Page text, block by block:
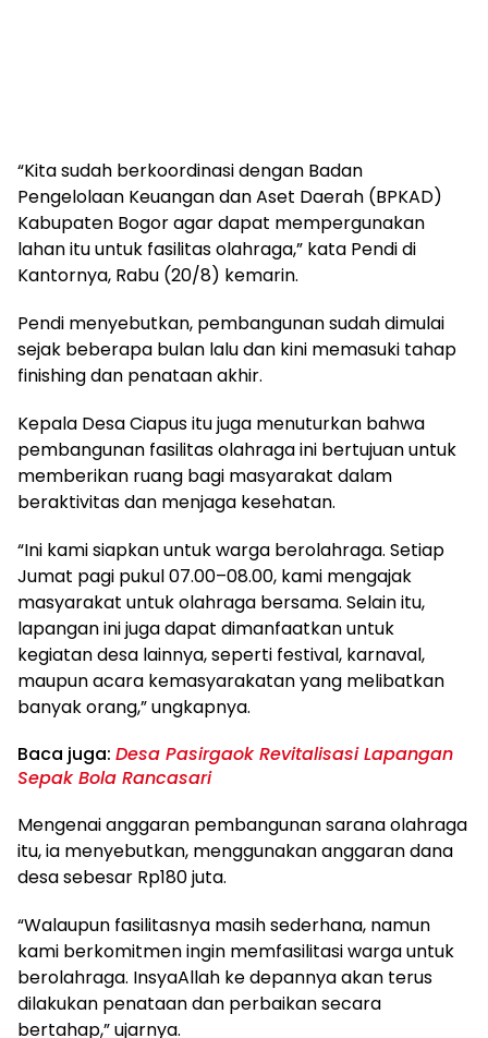
“Kita sudah berkoordinasi dengan Badan
Pengelolaan Keuangan dan Aset Daerah (BPKAD)
Kabupaten Bogor agar dapat mempergunakan
lahan itu untuk fasilitas olahraga,” kata Pendi di
Kantornya, Rabu (20/8) kemarin.
Pendi menyebutkan, pembangunan sudah dimulai
sejak beberapa bulan lalu dan kini memasuki tahap
finishing dan penataan akhir.
Kepala Desa Ciapus itu juga menuturkan bahwa
pembangunan fasilitas olahraga ini bertujuan untuk
memberikan ruang bagi masyarakat dalam
beraktivitas dan menjaga kesehatan.
“Ini kami siapkan untuk warga berolahraga. Setiap
Jumat pagi pukul 07.00–08.00, kami mengajak
masyarakat untuk olahraga bersama. Selain itu,
lapangan ini juga dapat dimanfaatkan untuk
kegiatan desa lainnya, seperti festival, karnaval,
maupun acara kemasyarakatan yang melibatkan
banyak orang,” ungkapnya.
Baca juga: Desa Pasirgaok Revitalisasi Lapangan
Sepak Bola Rancasari
Mengenai anggaran pembangunan sarana olahraga
itu, ia menyebutkan, menggunakan anggaran dana
desa sebesar Rp180 juta.
“Walaupun fasilitasnya masih sederhana, namun
kami berkomitmen ingin memfasilitasi warga untuk
berolahraga. InsyaAllah ke depannya akan terus
dilakukan penataan dan perbaikan secara
bertahap,” ujarnya.